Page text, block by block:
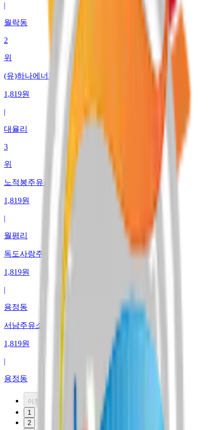
|
월락동
2
위
(유)하나에너지 암행어사주유소
1,819원
|
대율리
3
위
노적봉주유소
1,819원
|
월평리
독도사랑주유소3
1,819원
|
용정동
서남주유소
1,819원
|
용정동
이전
1
2